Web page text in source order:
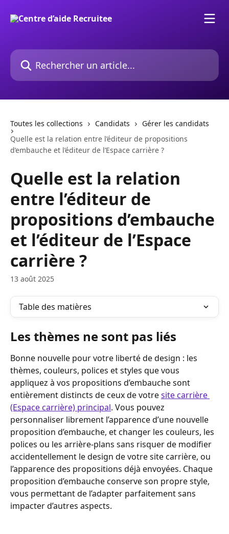
Rechercher un article...
Toutes les collections Candidats
Gérer les candidats
Quelle est la relation entre l’éditeur de propositions
d’embauche et l’éditeur de l’Espace carrière ?
Quelle est la relation
entre l’éditeur de
propositions d’embauche
et l’éditeur de l’Espace
carrière ?
13 août 2025
Table des matières
Les thèmes ne sont pas liés
Bonne nouvelle pour votre liberté de design : les
thèmes, couleurs, polices et styles que vous
appliquez à vos propositions d’embauche sont
entièrement distincts de ceux de votre site carrière
(Espace carrière) principal. Vous pouvez
personnaliser librement l’apparence d’une nouvelle
proposition d’embauche, et changer les couleurs, les
polices ou les arrière-plans sans risquer de modifier
accidentellement le design de votre site carrière, ou
l’apparence des propositions déjà envoyées. Chaque
proposition d’embauche conserve son propre style,
vous permettant de l’adapter parfaitement sans
impacter d’autres aspects.